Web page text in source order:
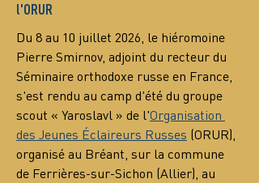
l'ORUR
Du 8 au 10 juillet 2026, le hiéromoine
Pierre Smirnov, adjoint du recteur du
Séminaire orthodoxe russe en France,
s'est rendu au camp d'été du groupe
scout « Yaroslavl » de l'Organisation
des Jeunes Éclaireurs Russes (ORUR),
organisé au Bréant, sur la commune
de Ferrières-sur-Sichon (Allier), au